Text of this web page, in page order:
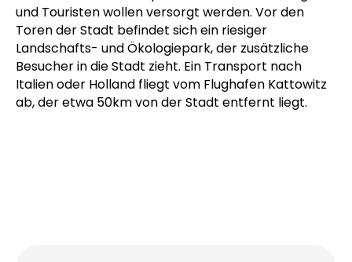
und Touristen wollen versorgt werden. Vor den
Toren der Stadt befindet sich ein riesiger
Landschafts- und Ökologiepark, der zusätzliche
Besucher in die Stadt zieht. Ein Transport nach
Italien oder Holland fliegt vom Flughafen Kattowitz
ab, der etwa 50km von der Stadt entfernt liegt.